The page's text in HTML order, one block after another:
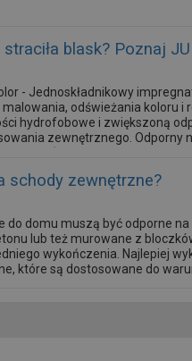
blask? Poznaj
- Jednoskładnikowy
odświeżania koloru i
hydrofobowe i zwiększoną
zewnętrznego. Odporny
schody zewnętrzne?
do domu muszą być odporne
lub też murowane z
wykończenia. Najlepiej
które są dostosowane do